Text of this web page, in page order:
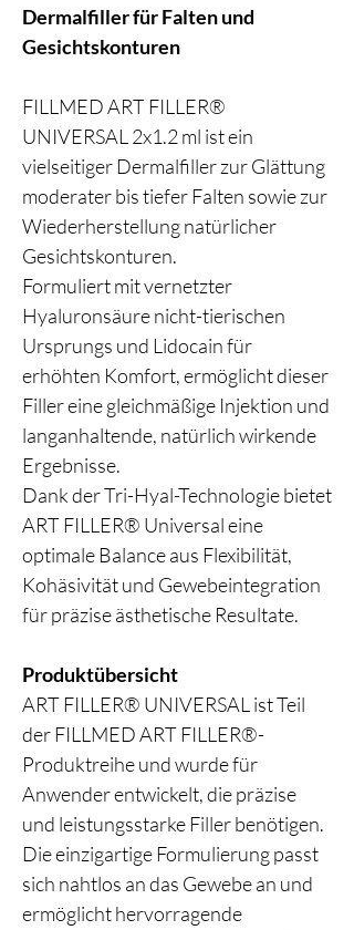
Dermalfiller für Falten und
Gesichtskonturen
FILLMED ART FILLER®
UNIVERSAL 2x1.2 ml ist ein
vielseitiger Dermalfiller zur Glättung
moderater bis tiefer Falten sowie zur
Wiederherstellung natürlicher
Gesichtskonturen.
Formuliert mit vernetzter
Hyaluronsäure nicht-tierischen
Ursprungs und Lidocain für
erhöhten Komfort, ermöglicht dieser
Filler eine gleichmäßige Injektion und
langanhaltende, natürlich wirkende
Ergebnisse.
Dank der Tri-Hyal-Technologie bietet
ART FILLER® Universal eine
optimale Balance aus Flexibilität,
Kohäsivität und Gewebeintegration
für präzise ästhetische Resultate.
Produktübersicht
ART FILLER® UNIVERSAL ist Teil
der FILLMED ART FILLER®-
Produktreihe und wurde für
Anwender entwickelt, die präzise
und leistungsstarke Filler benötigen.
Die einzigartige Formulierung passt
sich nahtlos an das Gewebe an und
ermöglicht hervorragende